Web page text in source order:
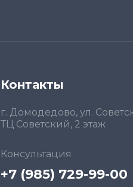
Контакты
г. Домодедово, ул.
ТЦ Советский, 2 этаж
Консультация
+7 (985) 729-99-00